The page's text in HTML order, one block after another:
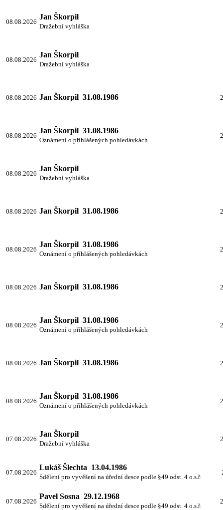
08.08.2026
Jan Škorpil
Dražební vyhláška
08.08.2026
Jan Škorpil
Dražební vyhláška
08.08.2026 Jan Škorpil 31.08.1986
08.08.2026
Jan Škorpil 31.08.1986
Oznámení o příhlášených pohledávkách
08.08.2026
Jan Škorpil
Dražební vyhláška
08.08.2026 Jan Škorpil 31.08.1986
08.08.2026
Jan Škorpil 31.08.1986
Oznámení o příhlášených pohledávkách
08.08.2026 Jan Škorpil 31.08.1986
08.08.2026
Jan Škorpil 31.08.1986
Oznámení o příhlášených pohledávkách
08.08.2026 Jan Škorpil 31.08.1986
08.08.2026
Jan Škorpil 31.08.1986
Oznámení o příhlášených pohledávkách
07.08.2026
Jan Škorpil
Dražební vyhláška
07.08.2026
Lukáš Šlechta 13.04.1986
Sdělení pro vyvěšení na úřední desce podle §49 odst. 4 o.s.ř.
07.08.2026
Pavel Sosna 29.12.1968
Sdělení pro vyvěšení na úřední desce podle §49 odst. 4 o.s.ř.